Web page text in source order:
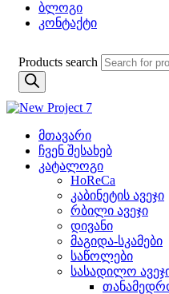
ბლოგი
კონტაქტი
Products search
მთავარი
ჩვენ შესახებ
კატალოგი
HoReCa
კაბინეტის ავეჯი
რბილი ავეჯი
დივანი
მაგიდა-სკამები
საწოლები
სასადილო